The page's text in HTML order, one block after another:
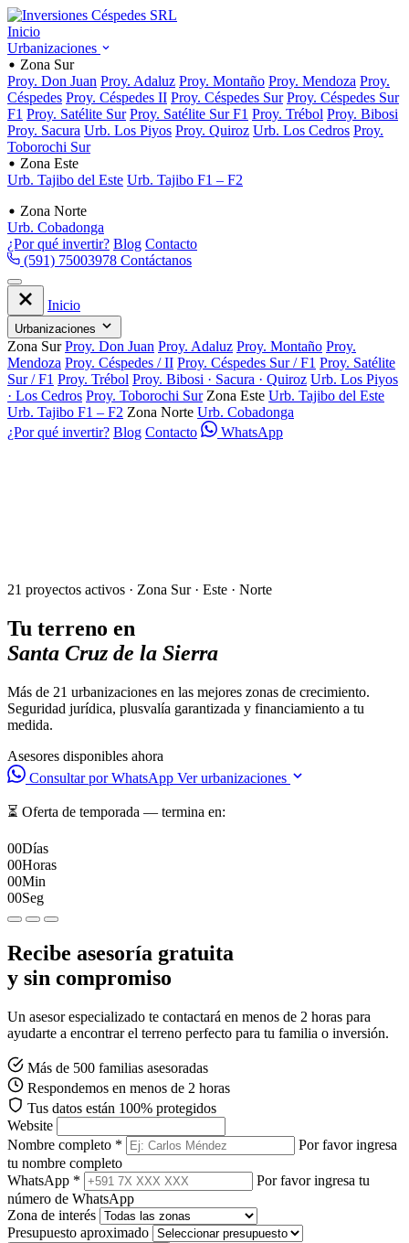
Inicio
Urbanizaciones
Zona Sur
Proy. Don Juan Proy. Adaluz Proy. Montaño Proy. Mendoza Proy.
Céspedes Proy. Céspedes II Proy. Céspedes Sur Proy. Céspedes Sur
F1 Proy. Satélite Sur Proy. Satélite Sur F1 Proy. Trébol Proy. Bibosi
Proy. Sacura Urb. Los Piyos Proy. Quiroz Urb. Los Cedros Proy.
Toborochi Sur
Zona Este
Urb. Tajibo del Este Urb. Tajibo F1 – F2
Zona Norte
Urb. Cobadonga
¿Por qué invertir? Blog Contacto
(591) 75003978 Contáctanos
Inicio
Urbanizaciones
Zona Sur Proy. Don Juan Proy. Adaluz Proy. Montaño Proy.
Mendoza Proy. Céspedes / II Proy. Céspedes Sur / F1 Proy. Satélite
Sur / F1 Proy. Trébol Proy. Bibosi · Sacura · Quiroz Urb. Los Piyos
· Los Cedros Proy. Toborochi Sur Zona Este Urb. Tajibo del Este
Urb. Tajibo F1 – F2 Zona Norte Urb. Cobadonga
¿Por qué invertir? Blog Contacto WhatsApp
21 proyectos activos · Zona Sur · Este · Norte
Tu terreno en
Santa Cruz de la Sierra
Más de 21 urbanizaciones en las mejores zonas de crecimiento.
Seguridad jurídica, plusvalía garantizada y financiamiento a tu
medida.
Asesores disponibles ahora
Consultar por WhatsApp Ver urbanizaciones
⏳ Oferta de temporada — termina en:
00Días
00Horas
00Min
00Seg
Recibe asesoría gratuita
y sin compromiso
Un asesor especializado te contactará en menos de 2 horas para
ayudarte a encontrar el terreno perfecto para tu familia o inversión.
Más de 500 familias asesoradas
Respondemos en menos de 2 horas
Tus datos están 100% protegidos
Website
Nombre completo *
Por favor ingresa
tu nombre completo
WhatsApp *
Por favor ingresa tu
número de WhatsApp
Zona de interés
Presupuesto aproximado